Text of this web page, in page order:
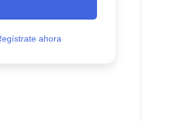
ahora